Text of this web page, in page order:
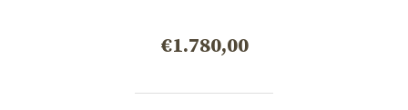
€1.780,00